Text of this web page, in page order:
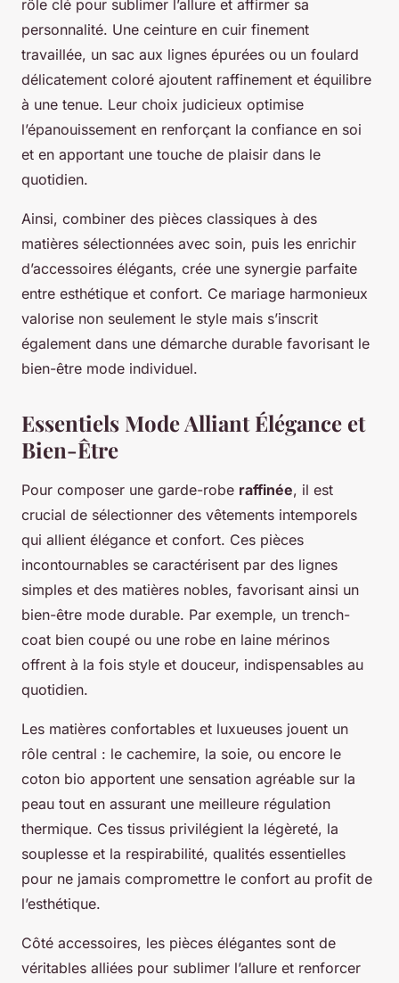
rôle clé pour sublimer l’allure et affirmer sa
personnalité. Une ceinture en cuir finement
travaillée, un sac aux lignes épurées ou un foulard
délicatement coloré ajoutent raffinement et équilibre
à une tenue. Leur choix judicieux optimise
l’épanouissement en renforçant la confiance en soi
et en apportant une touche de plaisir dans le
quotidien.
Ainsi, combiner des pièces classiques à des
matières sélectionnées avec soin, puis les enrichir
d’accessoires élégants, crée une synergie parfaite
entre esthétique et confort. Ce mariage harmonieux
valorise non seulement le style mais s’inscrit
également dans une démarche durable favorisant le
bien-être mode individuel.
Essentiels Mode Alliant Élégance et
Bien-Être
Pour composer une garde-robe raffinée, il est
crucial de sélectionner des vêtements intemporels
qui allient élégance et confort. Ces pièces
incontournables se caractérisent par des lignes
simples et des matières nobles, favorisant ainsi un
bien-être mode durable. Par exemple, un trench-
coat bien coupé ou une robe en laine mérinos
offrent à la fois style et douceur, indispensables au
quotidien.
Les matières confortables et luxueuses jouent un
rôle central : le cachemire, la soie, ou encore le
coton bio apportent une sensation agréable sur la
peau tout en assurant une meilleure régulation
thermique. Ces tissus privilégient la légèreté, la
souplesse et la respirabilité, qualités essentielles
pour ne jamais compromettre le confort au profit de
l’esthétique.
Côté accessoires, les pièces élégantes sont de
véritables alliées pour sublimer l’allure et renforcer